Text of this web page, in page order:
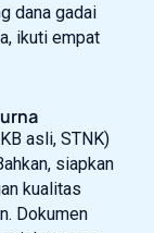
dana gadai
ikuti empat
asli, STNK)
siapkan
kualitas
Dokumen